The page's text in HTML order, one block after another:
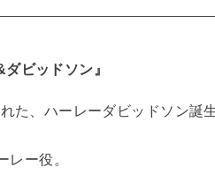
ビッドソン』
た、ハーレーダビッドソン誕
レー役。